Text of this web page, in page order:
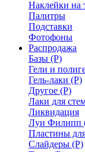
Наклейки на
Палитры
Подставки
Фотофоны
Распродажа
Базы (Р)
Гели и
Гель-лаки (Р)
Другое (Р)
Лаки для
Ликвидация
Луи Филипп
Пластины
Слайдеры (Р)